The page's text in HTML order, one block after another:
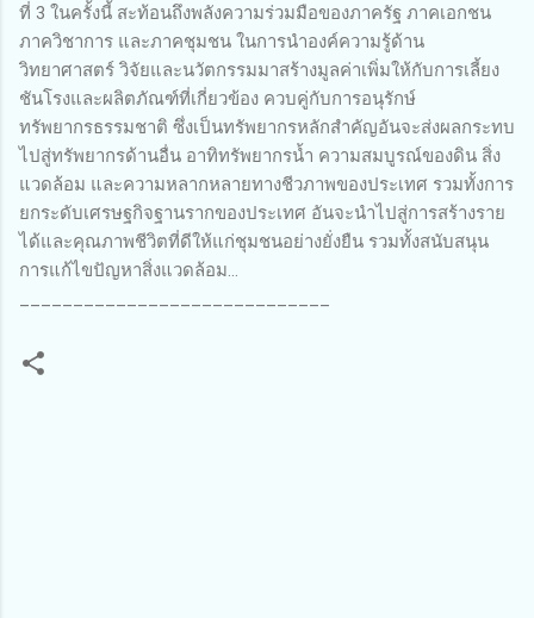
ที่ 3 ในครั้งนี้ สะท้อนถึงพลังความร่วมมือของภาครัฐ ภาคเอกชน
ภาควิชาการ และภาคชุมชน ในการนำองค์ความรู้ด้าน
วิทยาศาสตร์ วิจัยและนวัตกรรมมาสร้างมูลค่าเพิ่มให้กับการเลี้ยง
ชันโรงและผลิตภัณฑ์ที่เกี่ยวข้อง ควบคู่กับการอนุรักษ์
ทรัพยากรธรรมชาติ ซึ่งเป็นทรัพยากรหลักสำคัญอันจะส่งผลกระทบ
ไปสู่ทรัพยากรด้านอื่น อาทิทรัพยากรน้ำ ความสมบูรณ์ของดิน สิ่ง
แวดล้อม และความหลากหลายทางชีวภาพของประเทศ รวมทั้งการ
ยกระดับเศรษฐกิจฐานรากของประเทศ อันจะนำไปสู่การสร้างราย
ได้และคุณภาพชีวิตที่ดีให้แก่ชุมชนอย่างยั่งยืน รวมทั้งสนับสนุน
การแก้ไขปัญหาสิ่งแวดล้อม...